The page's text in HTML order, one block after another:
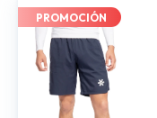
PROMOCIÓN